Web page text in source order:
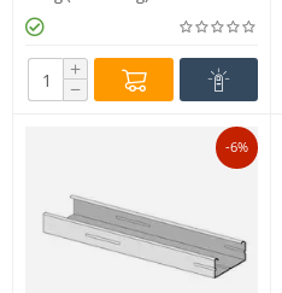
+
−
-6%